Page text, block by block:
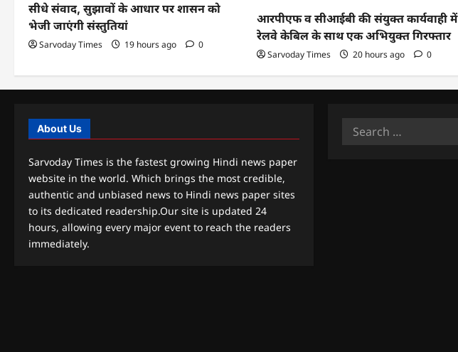
सीधे संवाद, सुझावों के आधार पर शासन को
भेजी जाएंगी संस्तुतियां
Sarvoday Times 19 hours ago 0
आरपीएफ व सीआईबी की संयुक्त कार्यवाही में
रेलवे केबिल के साथ एक अभियुक्त गिरफ्तार
Sarvoday Times 20 hours ago 0
About Us
Sarvoday Times is the fastest growing Hindi news paper
website in the world. Which brings the most credible,
authentic and unbiased news to Hindi news paper sites
to its dedicated readership.Our site is updated 24
hours, allowing every major event to reach the readers
immediately.
Search